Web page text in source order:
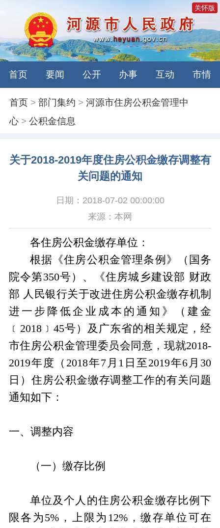
关怀版
首页 要闻 公开 办事 互动 市情
首页 >部门集约 >河源市住房公积金管理中
心 >公积金信息
关于2018-2019年度住房公积金缴存调整有
关问题的通知
日期：2018-07-02 00:00:00
来源：本网
各住房公积金缴存单位：
根据《住房公积金管理条例》（国务
院令第350号）、《住房城乡建设部 财政
部 人民银行关于改进住房公积金缴存机制
进一步降低企业成本的通知》（建金
﹝2018﹞45号）及广东省的相关规定，经
市住房公积金管理委员会同意，现就2018-
2019年度（2018年7月1日至2019年6月30
日）住房公积金缴存调整工作的有关问题
通知如下：
一、调整内容
（一）缴存比例
单位及个人的住房公积金缴存比例下
限各为5%，上限为12%，缴存单位可在